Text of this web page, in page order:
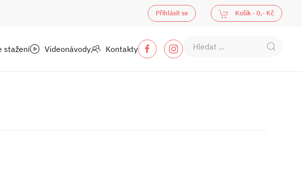
Přihlásit se Košík -0,- Kč
stažení Videonávody Kontakty